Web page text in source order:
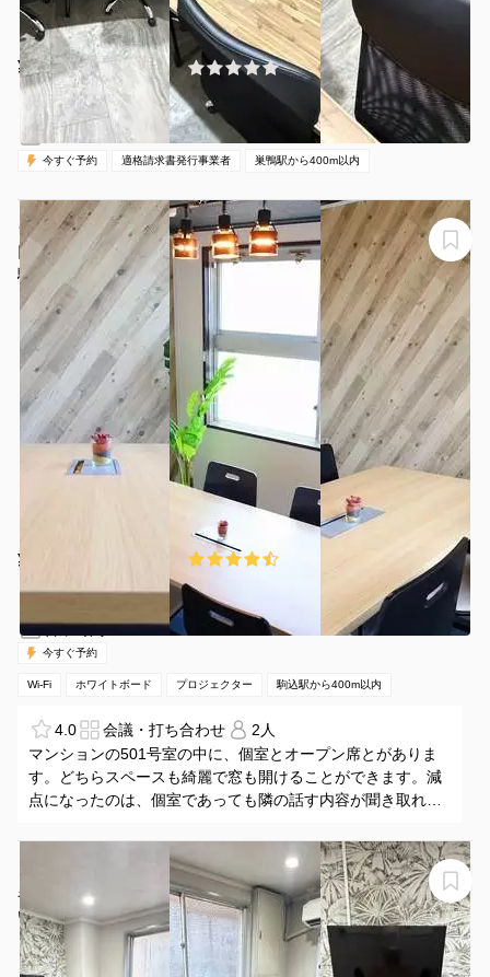
¥660 〜 ¥660 /時間
(0件)
巣鴨駅 徒歩1分
東京都豊島区巣鴨2-5-2 1〜2名
30分〜
営業時間：
05:00-24:00（全日）
今すぐ予約 適格請求書発行事業者 巣鴨駅から400m以内
★NEW★【駒込2分】1日利用（7-24時）がお得！7900
円。明るくお洒落。窓開け可能。高速WiFi・プロジェク
タ等設備無料！貸会議室（最大6名）（C-1）
駒込朝日ビル 501 C-1
¥100 〜 ¥780
駒込駅 徒歩3分東京都北区中里1-4-6
1時間〜
営業時間：07:00-24:00（全日）
今すぐ予約
Wi-Fi ホワイトボード プロジェクター 駒込駅から400m以内
4.0 会議・打ち合わせ
2人
マンションの501号室の中に、個室とオープン席とがありま
す。どちらスペースも綺麗で窓も開けることができます。減
点になったのは、個室であっても隣の話す内容が聞き取れる
難く使わせて頂きました。
【巣鴨駅から徒歩1分】モニター・フリードリンク付き4
名会議室（Room A）
いいオフィス巣鴨